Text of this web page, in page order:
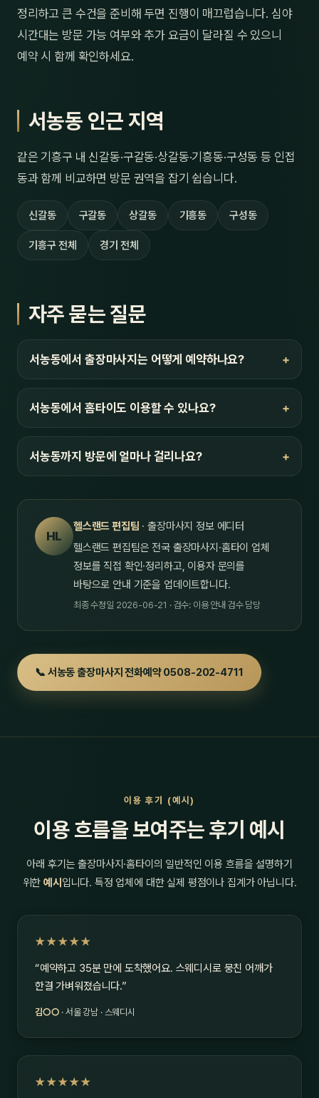
정리하고 큰 수건을 준비해 두면 진행이 매끄럽습니다. 심야
시간대는 방문 가능 여부와 추가 요금이 달라질 수 있으니
예약 시 함께 확인하세요.
서농동 인근 지역
같은 기흥구 내 신갈동·구갈동·상갈동·기흥동·구성동 등 인접
동과 함께 비교하면 방문 권역을 잡기 쉽습니다.
신갈동 구갈동 상갈동 기흥동 구성동
기흥구 전체 경기 전체
자주 묻는 질문
서농동에서 출장마사지는 어떻게 예약하나요?
서농동에서 홈타이도 이용할 수 있나요?
서농동까지 방문에 얼마나 걸리나요?
HL
헬스랜드 편집팀 · 출장마사지 정보 에디터
헬스랜드 편집팀은 전국 출장마사지·홈타이 업체
정보를 직접 확인·정리하고, 이용자 문의를
바탕으로 안내 기준을 업데이트합니다.
최종 수정일 2026-06-21 · 검수: 이용 안내 검수 담당
📞 서농동 출장마사지 전화예약 0508-202-4711
이용 후기 (예시)
이용 흐름을 보여주는 후기 예시
아래 후기는 출장마사지·홈타이의 일반적인 이용 흐름을 설명하기
위한예시 입니다. 특정 업체에 대한 실제 평점이나 집계가 아닙니다.
★★★★★
“예약하고 35분 만에 도착했어요. 스웨디시로 뭉친 어깨가
한결 가벼워졌습니다.”
김○○ · 서울 강남 · 스웨디시
★★★★★